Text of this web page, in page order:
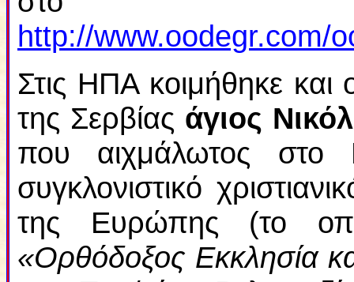
http://www.oodegr.com/
Στις ΗΠΑ κοιμήθηκε και
της Σερβίας άγιος
που αιχμάλωτος στο
συγκλονιστικό
της Ευρώπης (το
«Ορθόδοξος Εκκλησία